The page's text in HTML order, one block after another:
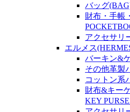
バッグ
財布・手帳
アクセサリ
エルメス
バーキン&
その他革製
コットン系
財布&キー
KEY